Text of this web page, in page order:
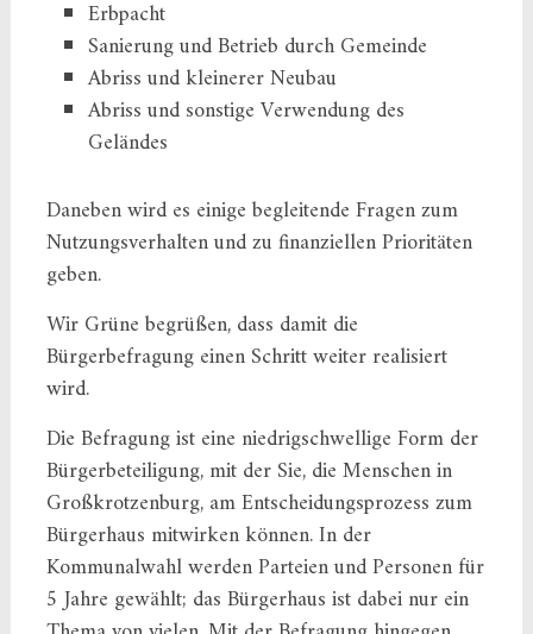
Erbpacht
Sanierung und Betrieb durch Gemeinde
Abriss und kleinerer Neubau
Abriss und sonstige Verwendung des
Geländes
Daneben wird es einige begleitende Fragen zum
Nutzungsverhalten und zu finanziellen Prioritäten
geben.
Wir Grüne begrüßen, dass damit die
Bürgerbefragung einen Schritt weiter realisiert
wird.
Die Befragung ist eine niedrigschwellige Form der
Bürgerbeteiligung, mit der Sie, die Menschen in
Großkrotzenburg, am Entscheidungsprozess zum
Bürgerhaus mitwirken können. In der
Kommunalwahl werden Parteien und Personen für
5 Jahre gewählt; das Bürgerhaus ist dabei nur ein